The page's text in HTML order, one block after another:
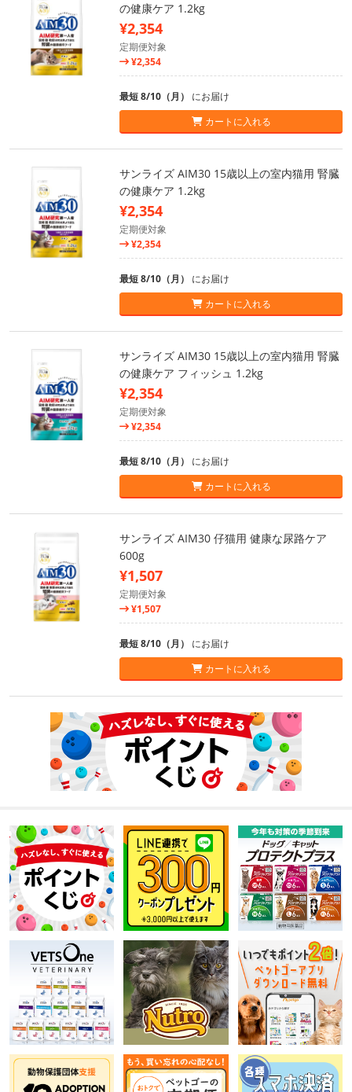
の健康ケア 1.2kg
¥2,354
定期便対象
¥2,354
最短 8/10（月） にお届け
カートに入れる
サンライズ AIM30 15歳以上の室内猫用 腎臓
の健康ケア 1.2kg
¥2,354
定期便対象
¥2,354
最短 8/10（月） にお届け
カートに入れる
サンライズ AIM30 15歳以上の室内猫用 腎臓
の健康ケア フィッシュ 1.2kg
¥2,354
定期便対象
¥2,354
最短 8/10（月） にお届け
カートに入れる
サンライズ AIM30 仔猫用 健康な尿路ケア
600g
¥1,507
定期便対象
¥1,507
最短 8/10（月） にお届け
カートに入れる